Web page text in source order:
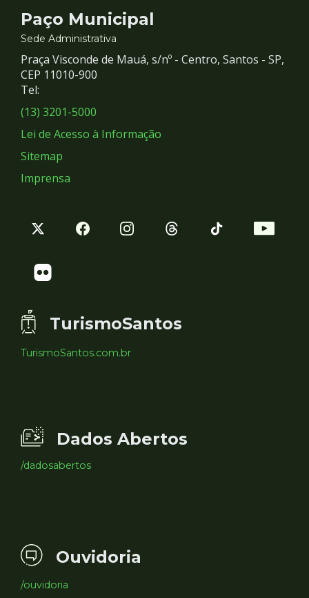
Contato
e
Redes
Sociais
Paço Municipal
Sede Administrativa
Praça Visconde de Mauá, s/nº - Centro, Santos - SP,
CEP 11010-900
Tel:
(13) 3201-5000
Lei de Acesso à Informação
Sitemap
Imprensa
TurismoSantos
TurismoSantos.com.br
Dados Abertos
/dadosabertos
Ouvidoria
/ouvidoria